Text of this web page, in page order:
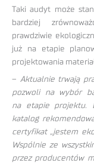
Taki audyt może
bardziej
prawdziwie
już na etapie
projektowania
– Aktualnie trwają
pozwoli na wybór
na etapie projektu.
katalog
certyfikat „jestem
Wspólnie ze
przez producentów